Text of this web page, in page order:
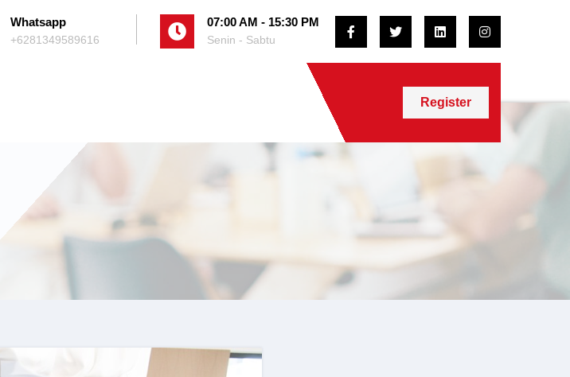
Whatsapp
+6281349589616
07:00 AM - 15:30 PM
Senin - Sabtu
Register